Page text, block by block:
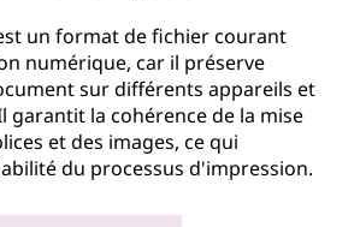
un format de fichier courant
numérique, car il préserve
sur différents appareils et
garantit la cohérence de la mise
et des images, ce qui
du processus d'impression.